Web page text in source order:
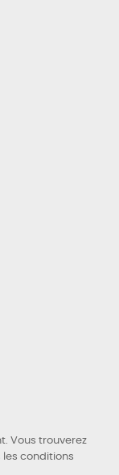
Vous trouverez
conditions